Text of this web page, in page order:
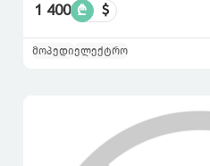
1 400 ₾ $
მოპედიელექტრო